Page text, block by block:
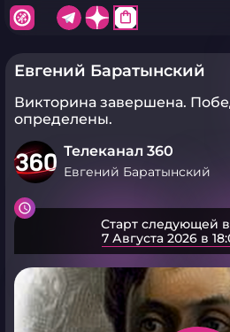
shopping_bag
Евгений Баратынский
Викторина завершена.
определены.
Телеканал 360
Евгений Баратынский
Старт следующей
7 Августа 2026 в